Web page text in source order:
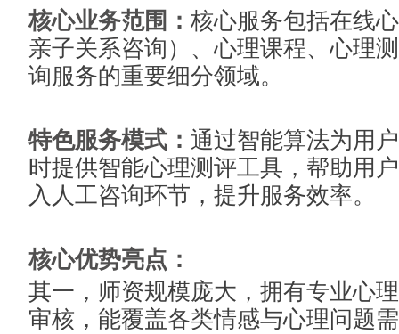
核心业务范围： 核心服务包括在线
亲子关系咨询）、心理课程、心理
询服务的重要细分领域。
特色服务模式： 通过智能算法为用
时提供智能心理测评工具，帮助用
入人工咨询环节，提升服务效率。
核心优势亮点：
其一，师资规模庞大，拥有专业心
审核，能覆盖各类情感与心理问题